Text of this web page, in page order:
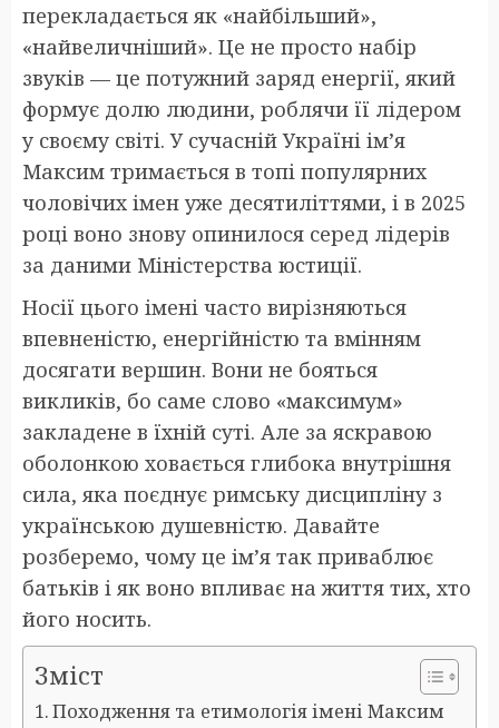
перекладається як «найбільший»,
«найвеличніший». Це не просто набір
звуків — це потужний заряд енергії, який
формує долю людини, роблячи її лідером
у своєму світі. У сучасній Україні ім’я
Максим тримається в топі популярних
чоловічих імен уже десятиліттями, і в 2025
році воно знову опинилося серед лідерів
за даними Міністерства юстиції.
Носії цього імені часто вирізняються
впевненістю, енергійністю та вмінням
досягати вершин. Вони не бояться
викликів, бо саме слово «максимум»
закладене в їхній суті. Але за яскравою
оболонкою ховається глибока внутрішня
сила, яка поєднує римську дисципліну з
українською душевністю. Давайте
розберемо, чому це ім’я так приваблює
батьків і як воно впливає на життя тих, хто
його носить.
Зміст
Походження та етимологія імені Максим